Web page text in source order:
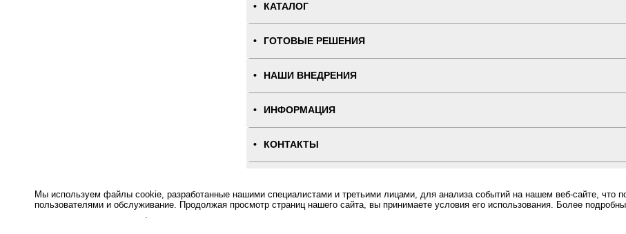
Мы используем файлы cookie, разработанные нашими специалистами и третьими лицами, для анализа событий на нашем веб-сайте, что
пользователями и обслуживание. Продолжая просмотр страниц нашего сайта, вы принимаете условия его использования. Более
.
КАТАЛОГ
ГОТОВЫЕ РЕШЕНИЯ
НАШИ ВНЕДРЕНИЯ
ИНФОРМАЦИЯ
КОНТАКТЫ
Интернет-магазин "ПОСЛЭНД" - торгового оборудования, оборудования для автоматизации общепита и торговли,